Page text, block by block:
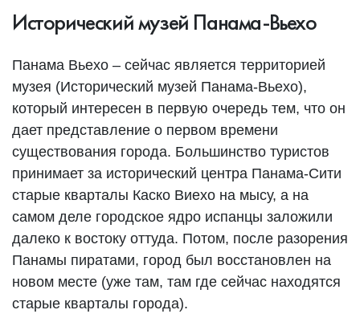
Исторический музей Панама-Вьехо
Панама Вьехо – сейчас является территорией
музея (Исторический музей Панама-Вьехо),
который интересен в первую очередь тем, что он
дает представление о первом времени
существования города. Большинство туристов
принимает за исторический центра Панама-Сити
старые кварталы Каско Виехо на мысу, а на
самом деле городское ядро испанцы заложили
далеко к востоку оттуда. Потом, после разорения
Панамы пиратами, город был восстановлен на
новом месте (уже там, там где сейчас находятся
старые кварталы города).